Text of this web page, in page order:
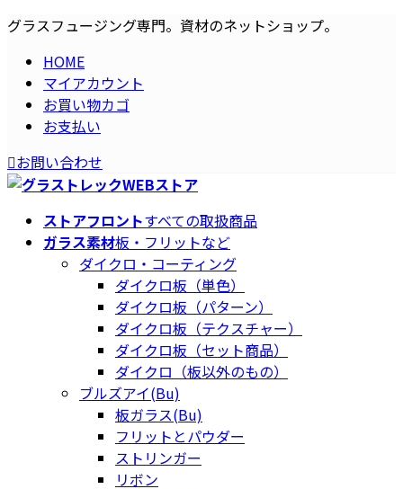
コ
ス
キ
ナ
ン
に
グラスフュージング専門。資材のネットショップ。
HOME
マイアカウント
お買い物カゴ
お支払い
お問い合わせ
ストアフロントすべての取扱商品
ガラス素材板・フリットなど
ダイクロ・コーティング
ダイクロ板（単色）
ダイクロ板（パターン）
ダイクロ板（テクスチャー）
ダイクロ板（セット商品）
ダイクロ（板以外のもの）
ブルズアイ(Bu)
板ガラス(Bu)
フリットとパウダー
ストリンガー
リボン